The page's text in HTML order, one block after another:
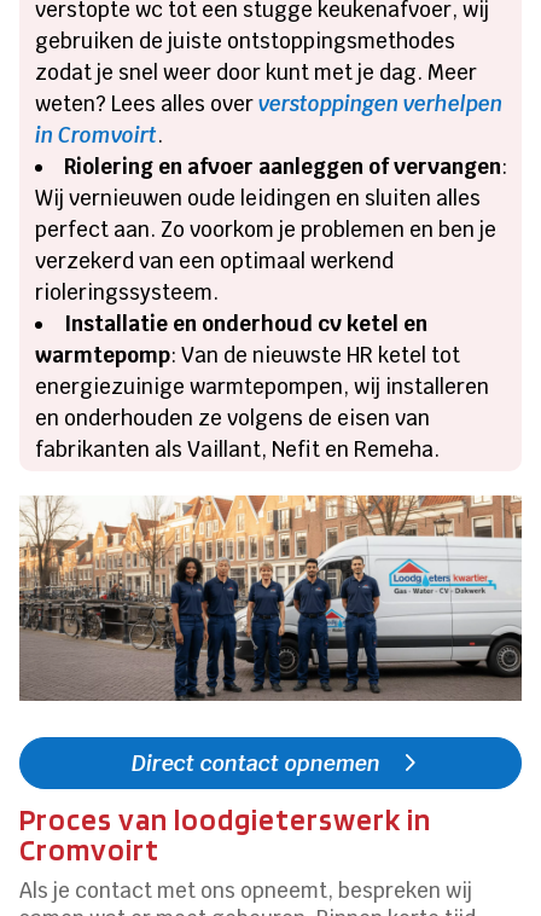
verstopte wc tot een stugge keukenafvoer, wij
gebruiken de juiste ontstoppingsmethodes
zodat je snel weer door kunt met je dag. Meer
weten? Lees alles oververstoppingen verhelpen
in Cromvoirt.
Riolering en afvoer aanleggen of vervangen:
Wij vernieuwen oude leidingen en sluiten alles
perfect aan. Zo voorkom je problemen en ben je
verzekerd van een optimaal werkend
rioleringssysteem.
Installatie en onderhoud cv ketel en
warmtepomp: Van de nieuwste HR ketel tot
energiezuinige warmtepompen, wij installeren
en onderhouden ze volgens de eisen van
fabrikanten als Vaillant, Nefit en Remeha.
Direct contact opnemen
Proces van loodgieterswerk in
Cromvoirt
Als je contact met ons opneemt, bespreken wij